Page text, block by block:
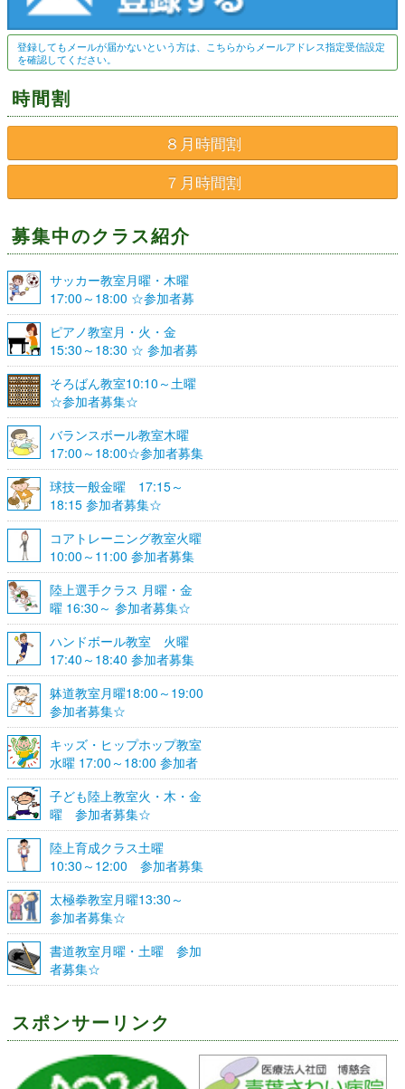
登録してもメールが届かないという方は、こちらからメールアドレス指定受信設定
を確認してください。
時間割
８月時間割
７月時間割
募集中のクラス紹介
サッカー教室月曜・木曜
17:00～18:00 ☆参加者募
集☆
ピアノ教室月・火・金
15:30～18:30 ☆ 参加者募
集☆
そろばん教室10:10～土曜
☆参加者募集☆
バランスボール教室木曜
17:00～18:00☆参加者募集
☆
球技一般金曜 17:15～
18:15 参加者募集☆
コアトレーニング教室火曜
10:00～11:00 参加者募集
陸上選手クラス 月曜・金
曜 16:30～ 参加者募集☆
ハンドボール教室 火曜
17:40～18:40 参加者募集
☆
躰道教室月曜18:00～19:00
参加者募集☆
キッズ・ヒップホップ教室
水曜 17:00～18:00 参加者
募集☆
子ども陸上教室火・木・金
曜 参加者募集☆
陸上育成クラス土曜
10:30～12:00 参加者募集
☆
太極拳教室月曜13:30～
参加者募集☆
書道教室月曜・土曜 参加
者募集☆
スポンサーリンク